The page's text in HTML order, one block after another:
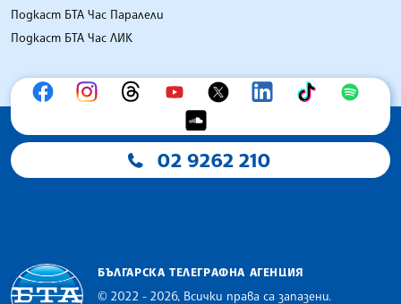
Подкаст БТА Час Паралели
Подкаст БТА Час ЛИК
02 9262 210
БЪЛГАРСКА ТЕЛЕГРАФНА АГЕНЦИЯ
© 2022 - 2026, Всички права са запазени.